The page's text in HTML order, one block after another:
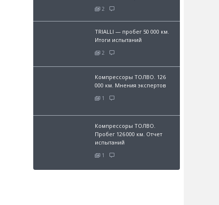
2
TRIALLI — пробег 50 000 км.
Итоги испытаний
2
Компрессоры ТОЛВО. 126
000 км. Мнения экспертов
1
Компрессоры ТОЛВО.
Пробег 126 000 км. Отчет
испытаний
1